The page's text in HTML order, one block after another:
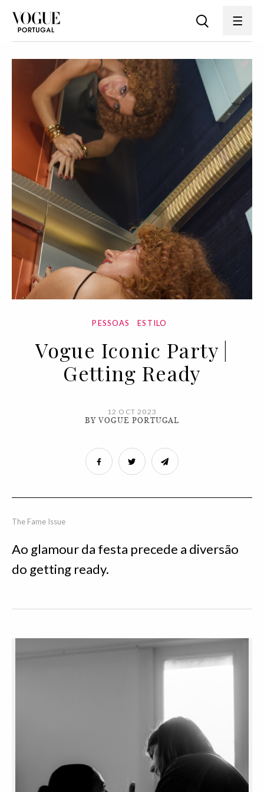
PESSOAS ESTILO
Vogue Iconic Party |
Getting Ready
12 OCT 2023
BY VOGUE PORTUGAL
The Fame Issue
Ao glamour da festa precede a diversão
do getting ready.